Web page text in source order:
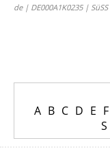
de | DE000A1K0235 |
A B C D E F
S